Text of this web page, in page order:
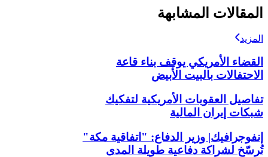
المقالات المشابهة
المزيد
القضاء الأمريكي يوقف بناء قاعة
الاحتفالات بالبيت الأبيض
تفاصيل العقوبات الأمريكية لتفكيك
شبكات إيران المالية
إنفوجرافيك| وزير الدفاع: "اتفاقية مكة"
تُرسّخ لشراكة دفاعية طويلة المدى